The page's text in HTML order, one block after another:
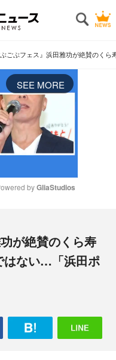
ぶごぶフェス』浜田雅功が絶賛のく
SEE MORE
t
e
by GliaStudios
が絶賛のくら寿
はない…「浜田ポ